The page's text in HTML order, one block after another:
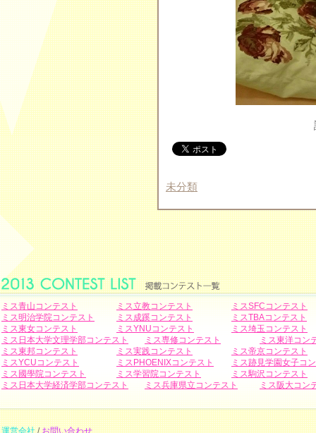
未分類
ミス青山コンテスト ミス立教コンテスト
ミスSFCコンテスト
ミス明治学院コンテスト
ミス成蹊コンテスト
ミスTBAコンテスト
ミス東女コンテスト
ミスYNUコンテスト
ミス埼玉コンテスト
ミス日本大学文理学部コンテスト
ミス専修コンテスト
ミス東洋コン
ミス東邦コンテスト
ミス実践コンテスト
ミス帝京コンテスト
ミスYCUコンテスト
ミスPHOENIXコンテスト
ミス跡見学園女子コ
ミス國學院コンテスト
ミス学習院コンテスト
ミス駒沢コンテスト
ミス日本大学経済学部コンテスト
ミス兵庫県立コンテスト ミス阪大コン
運営会社/お問い合わせ